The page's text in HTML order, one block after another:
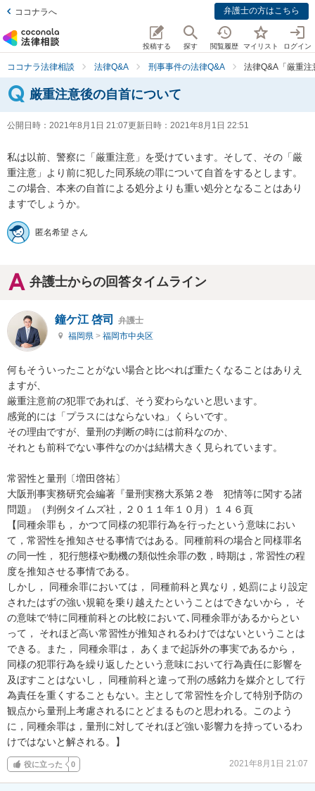
ココナラへ 弁護士の方はこちら
投稿する 探す 閲覧履歴 マイリスト ログイン
ココナラ法律相談 法律Q&A 刑事事件の法律Q&A 法律Q&A「厳重
厳重注意後の自首について
公開日時： 2021年8月1日 21:07更新日時： 2021年8月1日 22:51
私は以前、警察に「厳重注意」を受けています。そして、その「厳
重注意」より前に犯した同系統の罪について自首をするとします。
この場合、本来の自首による処分よりも重い処分となることはあり
ますでしょうか。
匿名希望 さん
弁護士からの回答タイムライン
鐘ケ江 啓司
弁護士
福岡県 > 福岡市中央区
何もそういったことがない場合と比べれば重たくなることはありえ
ますが、
厳重注意前の犯罪であれば、そう変わらないと思います。
感覚的には「プラスにはならないね」くらいです。
その理由ですが、量刑の判断の時には前科なのか、
それとも前科でない事件なのかは結構大きく見られています。
常習性と量刑〔増田啓祐〕
大阪刑事実務研究会編著『量刑実務大系第２巻　犯情等に関する諸
問題』（判例タイムズ社，２０１１年１０月）１４６頁
【同種余罪も， かつて同様の犯罪行為を行ったという意味におい
て，常習性を推知させる事情ではある。同種前科の場合と同様罪名
の同一性， 犯行態様や動機の類似性余罪の数，時期は，常習性の程
度を推知させる事情である。
しかし， 同種余罪においては， 同種前科と異なり，処罰により設定
されたはずの強い規範を乗り越えたということはできないから， そ
の意味で‘特に同種前科との比較において､同種余罪があるからとい
って， それほど高い常習性が推知されるわけではないということは
できる。また， 同種余罪は， あくまで起訴外の事実であるから，
同様の犯罪行為を繰り返したという意味において行為責任に影響を
及ぼすことはないし， 同種前科と違って刑の感銘力を媒介として行
為責任を重くすることもない。主として常習性を介して特別予防の
観点から量刑上考慮されるにとどまるものと思われる。このよう
に，同種余罪は，量刑に対してそれほど強い影響力を持っているわ
けではないと解される。】
役に立った 0 2021年8月1日 21:07